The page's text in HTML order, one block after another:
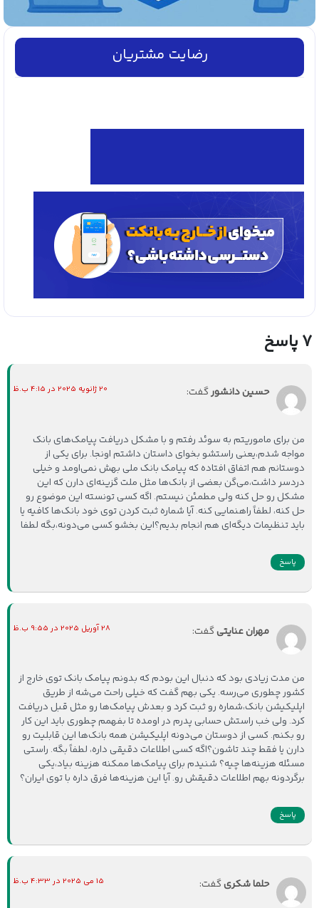
رضایت مشتریان
7 پاسخ
حسین دانشورگفت: 20 ژانویه 2025 در 4:15 ب.ظ
من برای ماموریتم به سوئد رفتم و با مشکل دریافت پیامک‌های بانک
مواجه شدم،یعنی راستشو بخوای داستان داشتم اونجا. برای یکی از
دوستانم هم اتفاق افتاده که پیامک بانک ملی بهش نمی‌اومد و خیلی
دردسر داشت،می‌گن بعضی از بانک‌ها مثل ملت گزینه‌ای دارن که این
مشکل رو حل کنه ولی مطمئن نیستم. اگه کسی تونسته این موضوع رو
حل کنه، لطفاً راهنمایی کنه. آیا شماره ثبت کردن توی خود بانک‌ها کافیه یا
باید تنظیمات دیگه‌ای هم انجام بدیم؟این بخشو کسی می‌دونه،بگه لطفا
پاسخ
مهران عنایتیگفت: 28 آوریل 2025 در 9:55 ب.ظ
من مدت زیادی بود که دنبال این بودم که بدونم پیامک بانک توی خارج از
کشور چطوری می‌رسه. یکی بهم گفت که خیلی راحت می‌شه از طریق
اپلیکیشن بانک،شماره رو ثبت کرد و بعدش پیامک‌ها رو مثل قبل دریافت
کرد. ولی خب راستش حسابی پدرم در اومده تا بفهمم چطوری باید این کار
رو بکنم. کسی از دوستان می‌دونه اپلیکیشن همه بانک‌ها این قابلیت رو
دارن یا فقط چند تاشون؟اگه کسی اطلاعات دقیقی داره، لطفاً بگه. راستی
مسئله هزینه‌ها چیه؟ شنیدم برای پیامک‌ها ممکنه هزینه بیاد،یکی
برگردونه بهم اطلاعات دقیقش رو. آیا این هزینه‌ها فرق داره با توی ایران؟
پاسخ
حلما شکریگفت: 15 می 2025 در 4:33 ب.ظ